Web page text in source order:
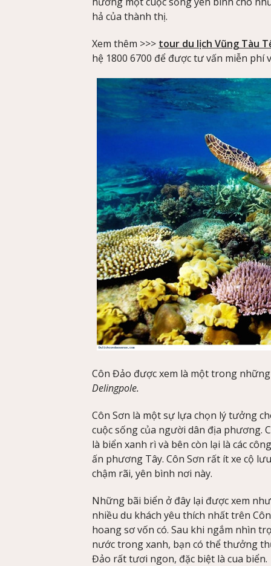
hả của thành thị.
Xem thêm >>> tour du lịch Vũng Tàu
hệ 1800 6700 để được tư vấn miễn phí
Côn Đảo được xem là một trong
Delingpole.
Côn Sơn là một sự lựa chọn lý tưởng
cuộc sống của người dân địa phương.
là biển xanh rì và bên còn lại là các
ấn phương Tây. Côn Sơn rất ít xe cộ
chậm rãi, yên bình nơi này.
Những bãi biển ở đây lại được xem
nhiều du khách yêu thích nhất trên
hoang sơ vốn có. Sau khi ngắm nhìn
nước trong xanh, bạn có thể thưởng
Đảo rất tươi ngon, đặc biệt là cua biển.